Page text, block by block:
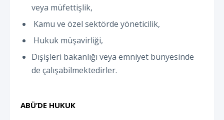
veya müfettişlik,
Kamu ve özel sektörde yöneticilik,
Hukuk müşavirliği,
Dışişleri bakanlığı veya emniyet bünyesinde
de çalışabilmektedirler.
ABÜ’DE HUKUK